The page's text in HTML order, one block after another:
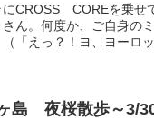
にCROSS COREを乗せ
ん。何度か、ご自身の
「えっ？！ヨ、ヨーロ
島 夜桜散歩～3/